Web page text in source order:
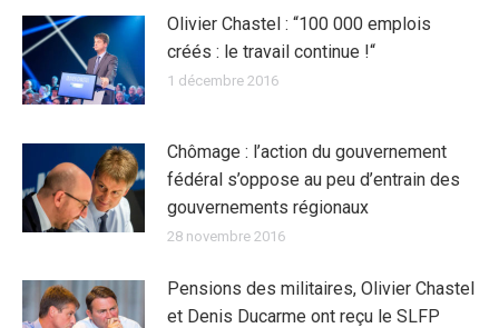
Olivier Chastel : “100 000 emplois
créés : le travail continue !“
1 décembre 2016
Chômage : l’action du gouvernement
fédéral s’oppose au peu d’entrain des
gouvernements régionaux
28 novembre 2016
Pensions des militaires, Olivier Chastel
et Denis Ducarme ont reçu le SLFP